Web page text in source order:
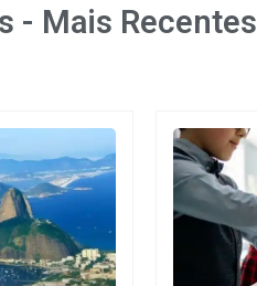
- Mais Recentes